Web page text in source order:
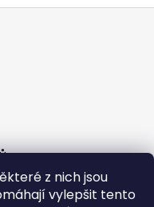
z nich jsou
vylepšit tento